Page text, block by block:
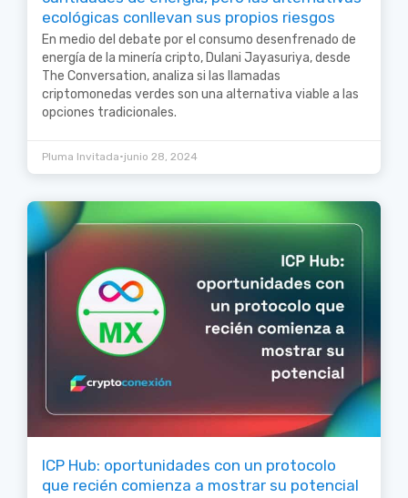
ecológicas conllevan sus propios riesgos
En medio del debate por el consumo desenfrenado de
energía de la minería cripto, Dulani Jayasuriya, desde
The Conversation, analiza si las llamadas
criptomonedas verdes son una alternativa viable a las
opciones tradicionales.
Pluma Invitada•junio 28, 2024
ICP Hub: oportunidades con un protocolo
que recién comienza a mostrar su potencial